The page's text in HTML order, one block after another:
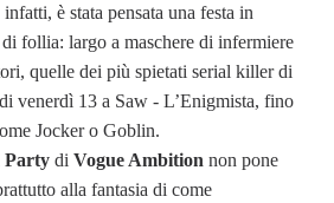
è stata pensata una festa in
follia: largo a maschere di infermiere
quelle dei più spietati serial killer di
venerdì 13 a Saw - L’Enigmista, fino
Jocker o Goblin.
Party di Vogue Ambition non pone
alla fantasia di come